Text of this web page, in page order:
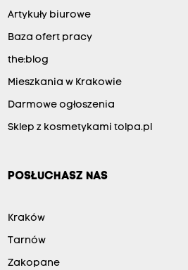
Artykuły biurowe
Baza ofert pracy
the:blog
Mieszkania w Krakowie
Darmowe ogłoszenia
Sklep z kosmetykami tolpa.pl
POSŁUCHASZ NAS
Kraków
Tarnów
Zakopane